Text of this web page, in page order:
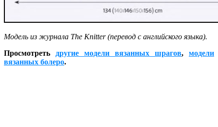
Модель из журнала The Knitter (перевод с английского языка).
Просмотреть другие модели вязанных шрагов, модели
вязанных болеро.